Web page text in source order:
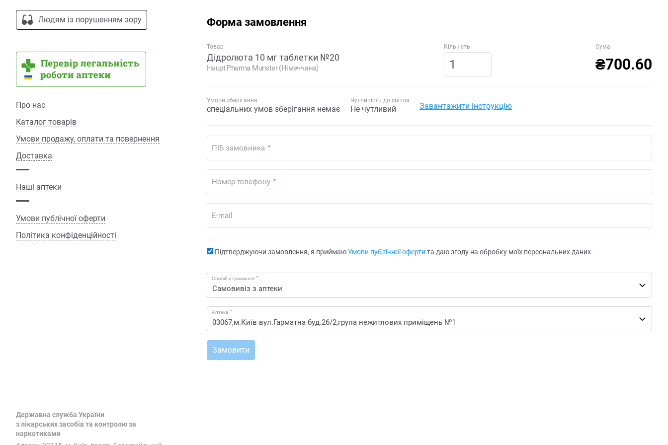
Людям із порушенням зору
Про нас
Каталог товарів
Умови продажу, оплати та повернення
Доставка
Наші аптеки
Умови публічної оферти
Політика конфіденційності
Державна служба України
з лікарських засобів та контролю за
наркотиками
Форма замовлення
Товар
Дідролюта 10 мг таблетки №20
Haupt Pharma Munster (Німеччина)
Кількість Сума
₴700.60
Умови зберігання
спеціальних умов зберігання немає
Чутливість до світла
Не чутливий Завантажити інструкцію
ПІБ замовника *
Номер телефону *
E-mail
Підтверджуючи замовлення, я приймаюУмови публічної оферти та даю згоду на обробку моїх персональних даних.
Спосіб отримання *
Аптека *
Замовити